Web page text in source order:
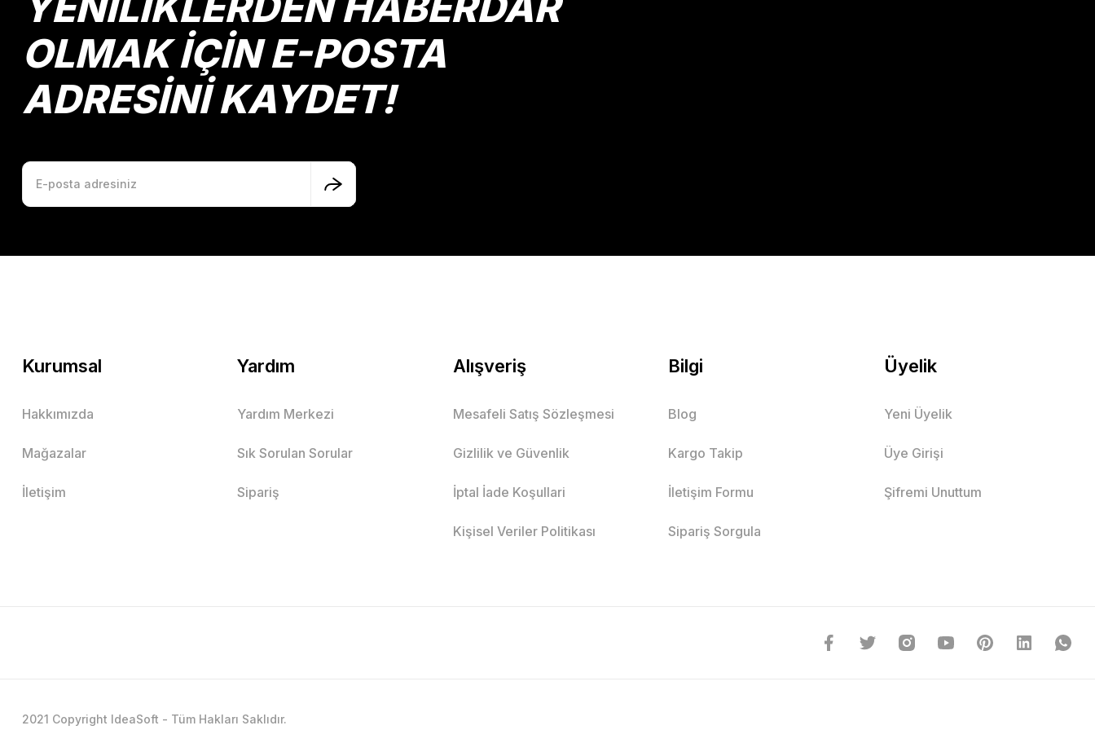
Ürün fiyatı diğer sitelerden daha pahalı.
Bu ürüne benzer farklı alternatifler olmalı.
OLMAK İÇİN E-POSTA
ADRESİNİ KAYDET!
Kurumsal
Hakkımızda
Mağazalar
İletişim
Yardım
Yardım Merkezi
Sık Sorulan Sorular
Sipariş
Alışveriş
Mesafeli Satış Sözleşmesi
Gizlilik ve Güvenlik
İptal İade Koşullari
Kişisel Veriler Politikası
Bilgi
Blog
Kargo Takip
İletişim Formu
Sipariş Sorgula
Üyelik
Yeni Üyelik
Üye Girişi
Şifremi Unuttum
2021 Copyright IdeaSoft - Tüm Hakları Saklıdır.